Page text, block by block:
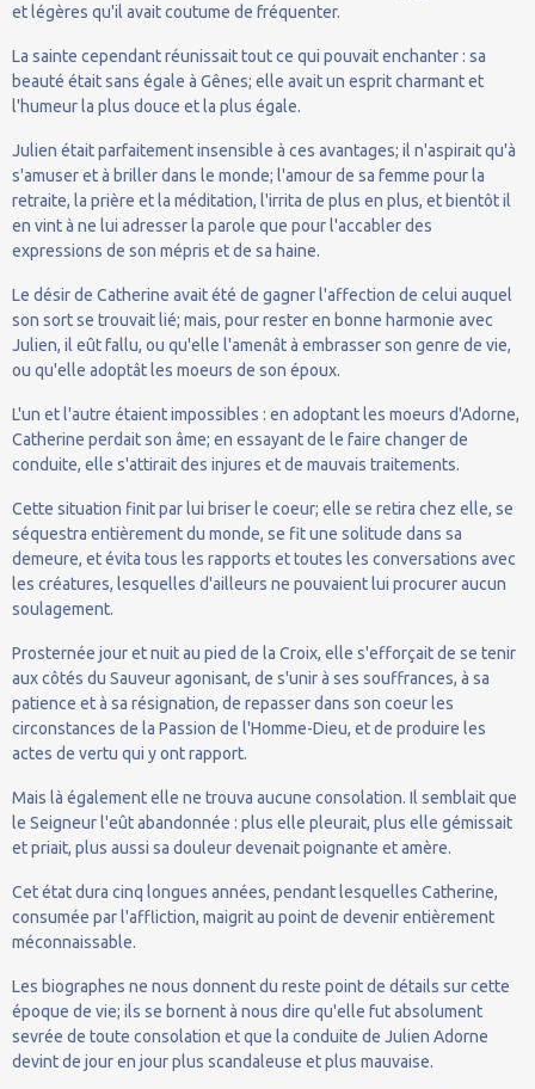
et légères qu'il avait coutume de fréquenter.
La sainte cependant réunissait tout ce qui pouvait enchanter : sa
beauté était sans égale à Gênes; elle avait un esprit charmant et
l'humeur la plus douce et la plus égale.
Julien était parfaitement insensible à ces avantages; il n'aspirait qu'à
s'amuser et à briller dans le monde; l'amour de sa femme pour la
retraite, la prière et la méditation, l'irrita de plus en plus, et bientôt il
en vint à ne lui adresser la parole que pour l'accabler des
expressions de son mépris et de sa haine.
Le désir de Catherine avait été de gagner l'affection de celui auquel
son sort se trouvait lié; mais, pour rester en bonne harmonie avec
Julien, il eût fallu, ou qu'elle l'amenât à embrasser son genre de vie,
ou qu'elle adoptât les moeurs de son époux.
L'un et l'autre étaient impossibles : en adoptant les moeurs d'Adorne,
Catherine perdait son âme; en essayant de le faire changer de
conduite, elle s'attirait des injures et de mauvais traitements.
Cette situation finit par lui briser le coeur; elle se retira chez elle, se
séquestra entièrement du monde, se fit une solitude dans sa
demeure, et évita tous les rapports et toutes les conversations avec
les créatures, lesquelles d'ailleurs ne pouvaient lui procurer aucun
soulagement.
Prosternée jour et nuit au pied de la Croix, elle s'efforçait de se tenir
aux côtés du Sauveur agonisant, de s'unir à ses souffrances, à sa
patience et à sa résignation, de repasser dans son coeur les
circonstances de la Passion de l'Homme-Dieu, et de produire les
actes de vertu qui y ont rapport.
Mais là également elle ne trouva aucune consolation. Il semblait que
le Seigneur l'eût abandonnée : plus elle pleurait, plus elle gémissait
et priait, plus aussi sa douleur devenait poignante et amère.
Cet état dura cinq longues années, pendant lesquelles Catherine,
consumée par l'affliction, maigrit au point de devenir entièrement
méconnaissable.
Les biographes ne nous donnent du reste point de détails sur cette
époque de vie; ils se bornent à nous dire qu'elle fut absolument
sevrée de toute consolation et que la conduite de Julien Adorne
devint de jour en jour plus scandaleuse et plus mauvaise.